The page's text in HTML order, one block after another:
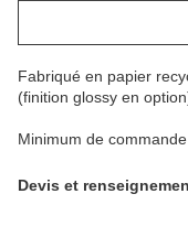
Fabriqué en papier
(finition glossy en
Minimum de
Devis et